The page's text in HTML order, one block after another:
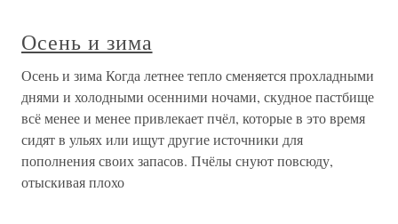
Осень и зима
Осень и зима Когда летнее тепло сменяется прохладными
днями и холодными осенними ночами, скудное пастбище
всё менее и менее привлекает пчёл, которые в это время
сидят в ульях или ищут другие источники для
пополнения своих запасов. Пчёлы снуют повсюду,
отыскивая плохо